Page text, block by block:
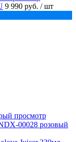
9 990 руб. / шт
просмотр
00028 розовый